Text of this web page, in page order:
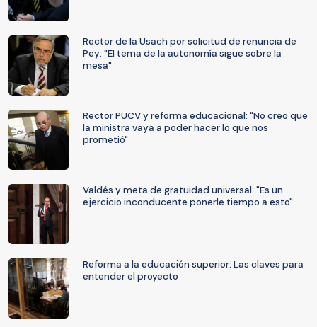
Rector de la Usach por solicitud de renuncia de
Pey: "El tema de la autonomía sigue sobre la
mesa"
Rector PUCV y reforma educacional: "No creo que
la ministra vaya a poder hacer lo que nos
prometió"
Valdés y meta de gratuidad universal: "Es un
ejercicio inconducente ponerle tiempo a esto"
Reforma a la educación superior: Las claves para
entender el proyecto